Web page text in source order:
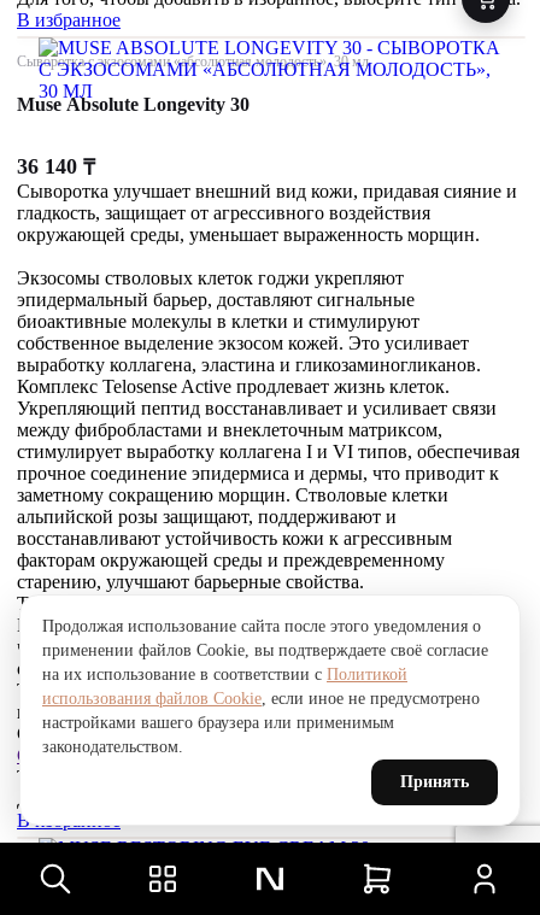
В избранное
Сыворотка с экзосомами «абсолютная молодость», 30 мл
Muse Absolute Longevity 30
36 140 ₸
Сыворотка улучшает внешний вид кожи, придавая сияние и
гладкость, защищает от агрессивного воздействия
окружающей среды, уменьшает выраженность морщин.
Экзосомы стволовых клеток годжи укрепляют
эпидермальный барьер, доставляют сигнальные
биоактивные молекулы в клетки и стимулируют
собственное выделение экзосом кожей. Это усиливает
выработку коллагена, эластина и гликозаминогликанов.
Комплекс Telosense Active продлевает жизнь клеток.
Укрепляющий пептид восстанавливает и усиливает связи
между фибробластами и внеклеточным матриксом,
стимулирует выработку коллагена I и VI типов, обеспечивая
прочное соединение эпидермиса и дермы, что приводит к
заметному сокращению морщин. Стволовые клетки
альпийской розы защищают, поддерживают и
восстанавливают устойчивость кожи к агрессивным
факторам окружающей среды и преждевременному
старению, улучшают барьерные свойства.
Товар был добавлен
В СРАВНЕНИЕ
чтобы посмотреть список сравнение, добавьте хотя бы ещё
один товар.
Товар был добавлен
в сравнение
Сравнить
Сравнить
Товар был добавлен
Перейти в избранное
Для того, чтобы добавить в избранное, выберите тип товара.
В избранное
Восстанавливающий крем для кожи вокруг глаз, 30 мл
Продолжая использование сайта после этого уведомления о
применении файлов Cookie, вы подтверждаете своё согласие
на их использование в соответствии с Политикой
использования файлов Cookie, если иное не предусмотрено
настройками вашего браузера или применимым
законодательством.
Принять